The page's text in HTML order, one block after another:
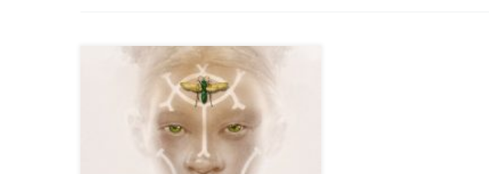
Nocturna publica en España el primer tomo de Bruja
Akata de Nnedi Okorafor. Leyenda, magia y largas
líneas familiares ligadas a una tradición mística
conviven con la actual Nigeria. Escondidos en la
ignorancia de la multitud se encuentra aquello que el
ojo no quiere ver, aquello a lo que damos la […]